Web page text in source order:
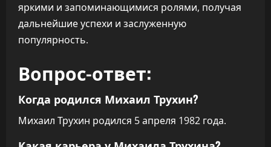
яркими и запоминающимися ролями, получая
дальнейшие успехи и заслуженную
популярность.
Вопрос-ответ:
Когда родился Михаил Трухин?
Михаил Трухин родился 5 апреля 1982 года.